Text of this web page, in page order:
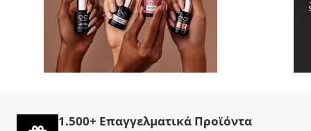
TOP Nails
Επαγγελματικός Κόφτης
Τεμαχίων
5000
AcryLiquid+ Sculpting
3786ml - Υγρό
€50000
1.500+ Επαγγελματικά Προϊόντα